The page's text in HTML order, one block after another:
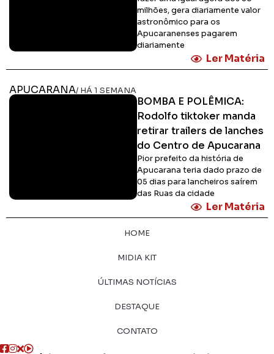
milhões, gera diariamente valor
astronômico para os
Apucaranenses pagarem
diariamente
Ler Matéria
APUCARANA/ HÁ 1 SEMANA
BOMBA E POLÊMICA:
Rodolfo tiktoker manda
retirar trailers de lanches
do Centro de Apucarana
Pior prefeito da história de
Apucarana teria dado prazo de
05 dias para lancheiros saírem
das Ruas da cidade
Ler Matéria
HOME
MIDIA KIT
ÚLTIMAS NOTÍCIAS
DESTAQUE
CONTATO